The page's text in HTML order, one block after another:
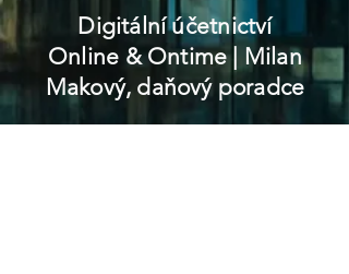
Digitální účetnictví
Online & Ontime| Milan
Makový, daňový poradce